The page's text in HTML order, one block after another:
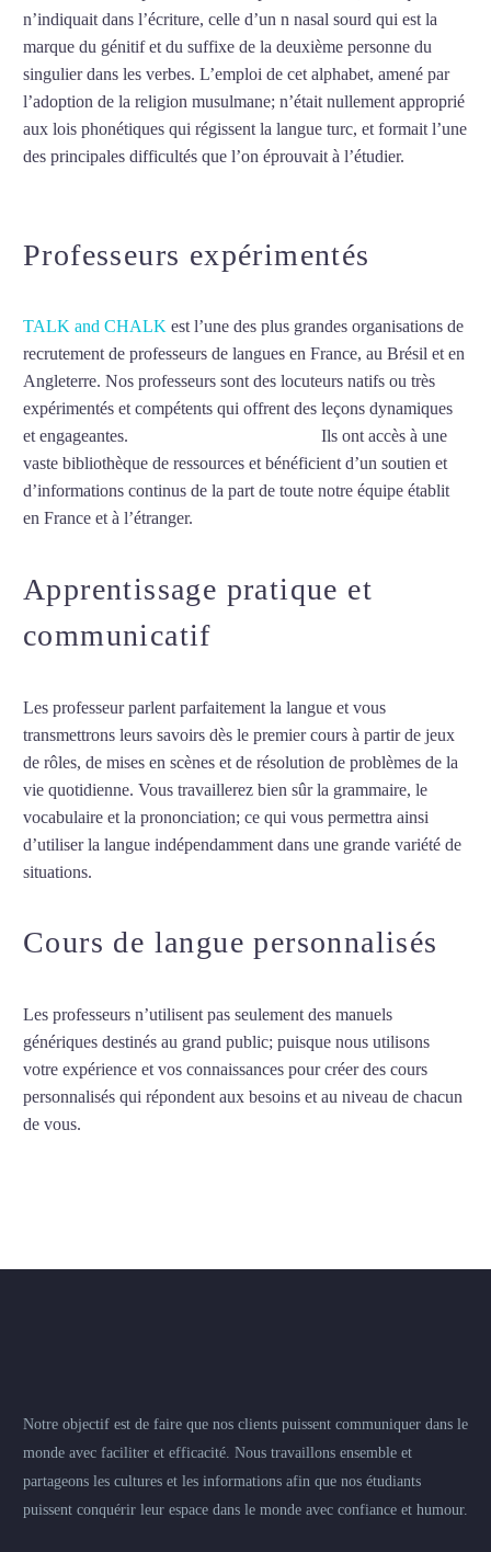
n’indiquait dans l’écriture, celle d’un n nasal sourd qui est la
marque du génitif et du suffixe de la deuxième personne du
singulier dans les verbes. L’emploi de cet alphabet, amené par
l’adoption de la religion musulmane; n’était nullement approprié
aux lois phonétiques qui régissent la langue turc, et formait l’une
des principales difficultés que l’on éprouvait à l’étudier.
Professeurs expérimentés
TALK and CHALK est l’une des plus grandes organisations de
recrutement de professeurs de langues en France, au Brésil et en
Angleterre. Nos professeurs sont des locuteurs natifs ou très
expérimentés et compétents qui offrent des leçons dynamiques
et engageantes.
Ils ont accès à une
vaste bibliothèque de ressources et bénéficient d’un soutien et
d’informations continus de la part de toute notre équipe établit
en France et à l’étranger.
Apprentissage pratique et
communicatif
Les professeur parlent parfaitement la langue et vous
transmettrons leurs savoirs dès le premier cours à partir de jeux
de rôles, de mises en scènes et de résolution de problèmes de la
vie quotidienne. Vous travaillerez bien sûr la grammaire, le
vocabulaire et la prononciation; ce qui vous permettra ainsi
d’utiliser la langue indépendamment dans une grande variété de
situations.
Cours de langue personnalisés
Les professeurs n’utilisent pas seulement des manuels
génériques destinés au grand public; puisque nous utilisons
votre expérience et vos connaissances pour créer des cours
personnalisés qui répondent aux besoins et au niveau de chacun
de vous.
Notre objectif est de faire que nos clients puissent communiquer dans le
monde avec faciliter et efficacité. Nous travaillons ensemble et
partageons les cultures et les informations afin que nos étudiants
puissent conquérir leur espace dans le monde avec confiance et humour.